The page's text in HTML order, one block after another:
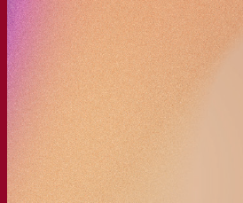
La nostra azienda
Chi siamo
Esperto di
Il Campus Fermentis
Un team appassionato
Sostenere la creatività
Gruppo Lesaffre
Ricerca e sviluppo